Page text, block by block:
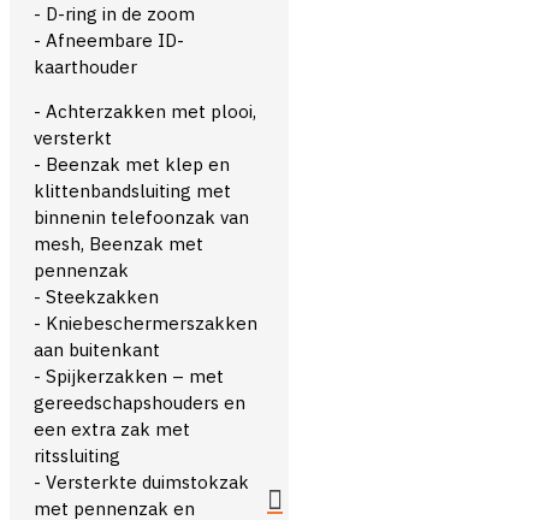
- D-ring in de zoom
- Afneembare ID-
kaarthouder
- Achterzakken met plooi,
versterkt
- Beenzak met klep en
klittenbandsluiting met
binnenin telefoonzak van
mesh, Beenzak met
pennenzak
- Steekzakken
- Kniebeschermerszakken
aan buitenkant
- Spijkerzakken – met
gereedschapshouders en
een extra zak met
ritssluiting
- Versterkte duimstokzak
met pennenzak en